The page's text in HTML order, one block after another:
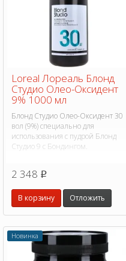
Loreal Лореаль Блонд
Студио Олео-Оксидент
9% 1000 мл
Блонд Студио Олео-Оксидент 30
вол (9%) специально для
использования с пудрой Блонд
Студио 9 с Бондингом.
2 348 p
В корзину Отложить
Новинка